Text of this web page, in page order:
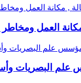
العمل ومخاطر
البصريات